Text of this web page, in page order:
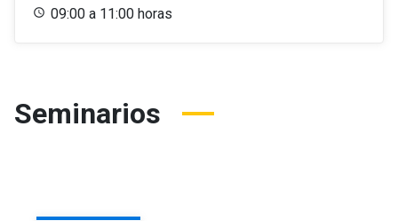
09:00 a 11:00 horas
Seminarios